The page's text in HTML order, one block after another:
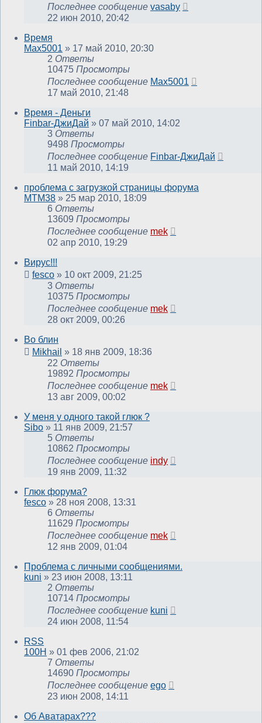
Последнее сообщение vasaby
22 июн 2010, 20:42
Время
Max5001 » 17 май 2010, 20:30
2 Ответы
10475 Просмотры
Последнее сообщение Max5001
17 май 2010, 21:48
Время - Деньги
Finbar-ДжиДай » 07 май 2010, 14:02
3 Ответы
9498 Просмотры
Последнее сообщение Finbar-ДжиДай
11 май 2010, 14:19
проблема с загрузкой страницы форума
MTM38 » 25 мар 2010, 18:09
6 Ответы
13609 Просмотры
Последнее сообщение mek
02 апр 2010, 19:29
Вирус!!!
fesco » 10 окт 2009, 21:25
3 Ответы
10375 Просмотры
Последнее сообщение mek
28 окт 2009, 00:26
Во блин
Mikhail » 18 янв 2009, 18:36
22 Ответы
19892 Просмотры
Последнее сообщение mek
13 авг 2009, 00:02
У меня у одного такой глюк ?
Sibo » 11 янв 2009, 21:57
5 Ответы
10862 Просмотры
Последнее сообщение indy
19 янв 2009, 11:32
Глюк форума?
fesco » 28 ноя 2008, 13:31
6 Ответы
11629 Просмотры
Последнее сообщение mek
12 янв 2009, 01:04
Проблема с личными сообщениями.
kuni » 23 июн 2008, 13:11
2 Ответы
10714 Просмотры
Последнее сообщение kuni
24 июн 2008, 11:54
RSS
100H » 01 фев 2006, 21:02
7 Ответы
14690 Просмотры
Последнее сообщение ego
23 июн 2008, 14:11
Об Аватарах???